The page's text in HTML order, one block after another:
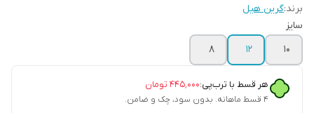
برند:گرین هیل
سایز
10
12
8
هر قسط با ترب‌پی:۴۴۵٬۰۰۰ تومان
۴ قسط ماهانه. بدون سود، چک و ضامن.